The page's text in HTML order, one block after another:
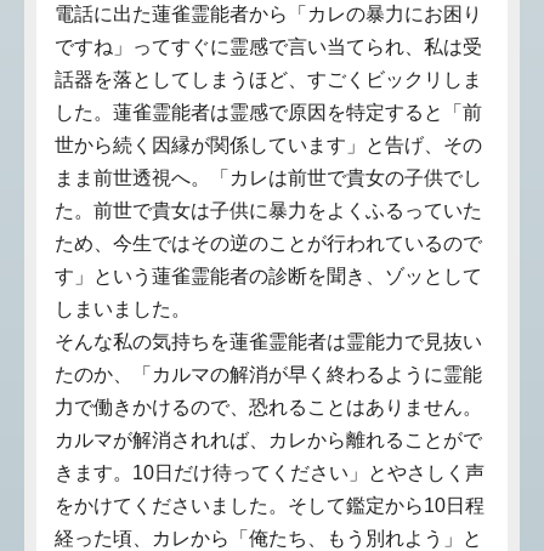
電話に出た蓮雀霊能者から「カレの暴力にお困り
ですね」ってすぐに霊感で言い当てられ、私は受
話器を落としてしまうほど、すごくビックリしま
した。蓮雀霊能者は霊感で原因を特定すると「前
世から続く因縁が関係しています」と告げ、その
まま前世透視へ。「カレは前世で貴女の子供でし
た。前世で貴女は子供に暴力をよくふるっていた
ため、今生ではその逆のことが行われているので
す」という蓮雀霊能者の診断を聞き、ゾッとして
しまいました。
そんな私の気持ちを蓮雀霊能者は霊能力で見抜い
たのか、「カルマの解消が早く終わるように霊能
力で働きかけるので、恐れることはありません。
カルマが解消されれば、カレから離れることがで
きます。10日だけ待ってください」とやさしく声
をかけてくださいました。そして鑑定から10日程
経った頃、カレから「俺たち、もう別れよう」と